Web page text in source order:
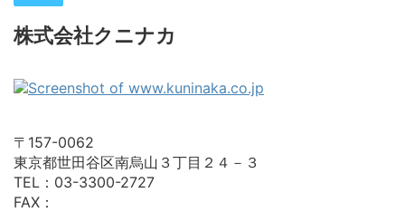
株式会社クニナカ
〒157-0062
東京都世田谷区南烏山３丁目２４－３
TEL：03-3300-2727
FAX：